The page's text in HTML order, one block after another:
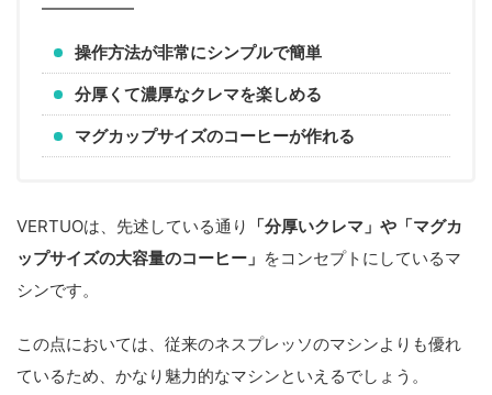
操作方法が非常にシンプルで簡単
分厚くて濃厚なクレマを楽しめる
マグカップサイズのコーヒーが作れる
VERTUOは、先述している通り
「分厚いクレマ」や「マグカ
ップサイズの大容量のコーヒー」 をコンセプトにしているマ
シンです。
この点においては、従来のネスプレッソのマシンよりも優れ
ているため、かなり魅力的なマシンといえるでしょう。